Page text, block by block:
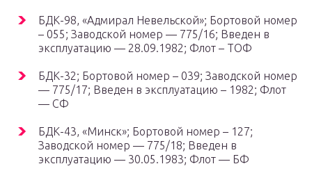
БДК-98, «Адмирал Невельской»; Бортовой номер
– 055; Заводской номер — 775/16; Введен в
эксплуатацию — 28.09.1982; Флот – ТОФ
БДК-32; Бортовой номер – 039; Заводской номер
— 775/17; Введен в эксплуатацию – 1982; Флот
— СФ
БДК-43, «Минск»; Бортовой номер – 127;
Заводской номер — 775/18; Введен в
эксплуатацию — 30.05.1983; Флот — БФ